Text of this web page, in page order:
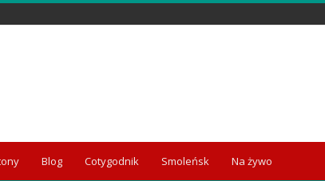
Blog Cotygodnik Smoleńsk Na żywo